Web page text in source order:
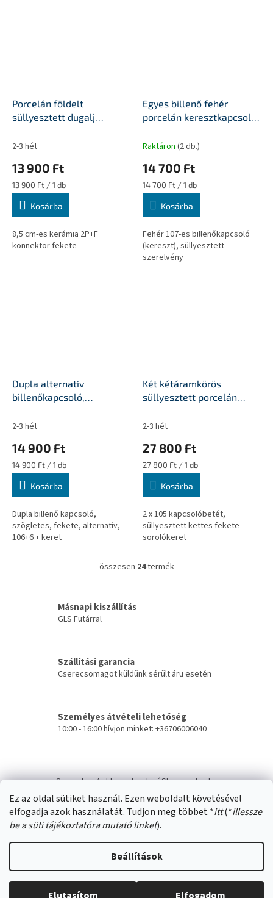
Ez az oldal sütiket használ. Ezen weboldalt követésével
elfogadja azok használatát. Tudjon meg többet *itt(*illessze
be a süti tájékoztatóra mutató linket).
Beállítások
Porcelán földelt
süllyesztett dugalj
2-3 hét
13 900 Ft
Egységár:
13 900 Ft / 1 db
Kosárba
8,5 cm-es kerámia 2P+F
konnektor fekete
Egyes billenő fehér
porcelán keresztkapcsoló
Raktáron (2 db.)
14 700 Ft
Egységár:
14 700 Ft / 1 db
Kosárba
Fehér 107-es billenőkapcsoló
(kereszt), süllyesztett
szerelvény
Dupla alternatív
billenőkapcsoló,
2-3 hét
14 900 Ft
Egységár:
14 900 Ft / 1 db
Kosárba
Dupla billenő kapcsoló,
szögletes, fekete, alternatív,
106+6 + keret
Két kétáramkörös
süllyesztett porcelán
sorolókeretben - YAGO
2-3 hét
27 800 Ft
Egységár:
27 800 Ft / 1 db
Kosárba
2 x 105 kapcsolóbetét,
süllyesztett kettes fekete
sorolókeret
L
t
y
á
s
e
e
összesen 24termék
Másnapi kiszállítás
GLS Futárral
Szállítási garancia
Cserecsomagot küldünk sérült áru esetén
Személyes átvételi lehetőség
10:00 - 16:00 hívjon minket: +36706006040
á
Swana.hu Antikizzo.hu IzzóShop solyo.hu
Shoptet készítette